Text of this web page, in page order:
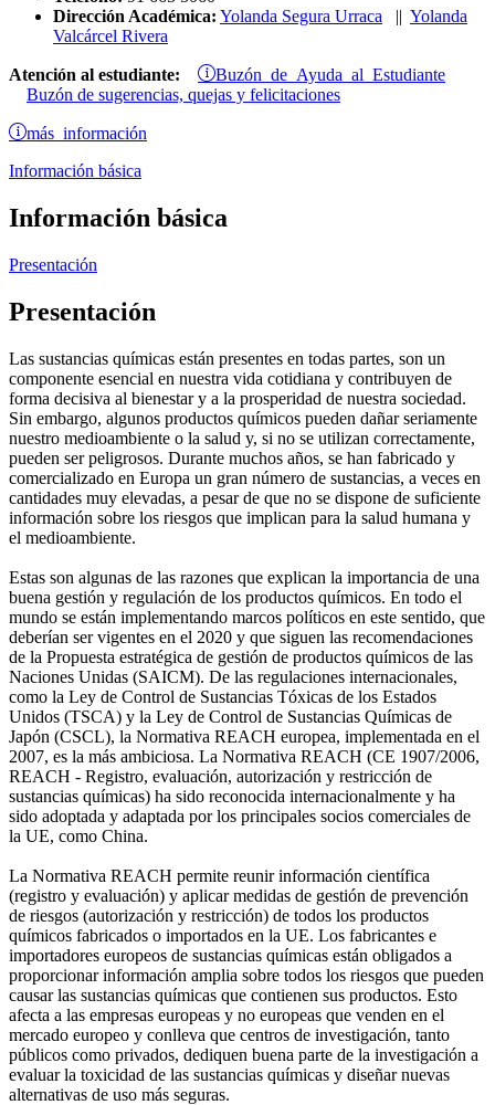
Dirección Académica: Yolanda Segura Urraca || Yolanda
Valcárcel Rivera
Atención al estudiante: Buzón de Ayuda al Estudiante
Buzón de sugerencias, quejas y felicitaciones
más información
Información básica
Información básica
Presentación
Presentación
Las sustancias químicas están presentes en todas partes, son un
componente esencial en nuestra vida cotidiana y contribuyen de
forma decisiva al bienestar y a la prosperidad de nuestra sociedad.
Sin embargo, algunos productos químicos pueden dañar seriamente
nuestro medioambiente o la salud y, si no se utilizan correctamente,
pueden ser peligrosos. Durante muchos años, se han fabricado y
comercializado en Europa un gran número de sustancias, a veces en
cantidades muy elevadas, a pesar de que no se dispone de suficiente
información sobre los riesgos que implican para la salud humana y
el medioambiente.
Estas son algunas de las razones que explican la importancia de una
buena gestión y regulación de los productos químicos. En todo el
mundo se están implementando marcos políticos en este sentido, que
deberían ser vigentes en el 2020 y que siguen las recomendaciones
de la Propuesta estratégica de gestión de productos químicos de las
Naciones Unidas (SAICM). De las regulaciones internacionales,
como la Ley de Control de Sustancias Tóxicas de los Estados
Unidos (TSCA) y la Ley de Control de Sustancias Químicas de
Japón (CSCL), la Normativa REACH europea, implementada en el
2007, es la más ambiciosa. La Normativa REACH (CE 1907/2006,
REACH - Registro, evaluación, autorización y restricción de
sustancias químicas) ha sido reconocida internacionalmente y ha
sido adoptada y adaptada por los principales socios comerciales de
la UE, como China.
La Normativa REACH permite reunir información científica
(registro y evaluación) y aplicar medidas de gestión de prevención
de riesgos (autorización y restricción) de todos los productos
químicos fabricados o importados en la UE. Los fabricantes e
importadores europeos de sustancias químicas están obligados a
proporcionar información amplia sobre todos los riesgos que pueden
causar las sustancias químicas que contienen sus productos. Esto
afecta a las empresas europeas y no europeas que venden en el
mercado europeo y conlleva que centros de investigación, tanto
públicos como privados, dediquen buena parte de la investigación a
evaluar la toxicidad de las sustancias químicas y diseñar nuevas
alternativas de uso más seguras.